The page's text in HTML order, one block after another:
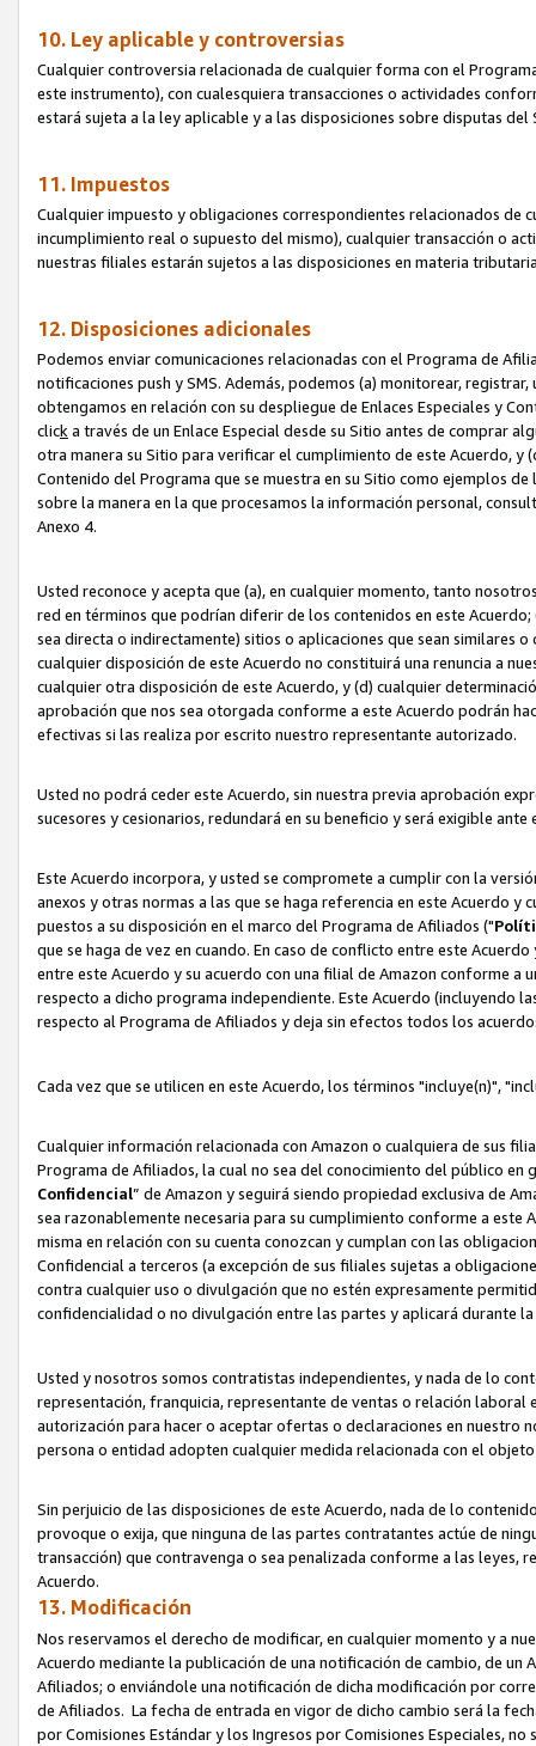
10. Ley aplicable y controversias
Cualquier controversia relacionada de cualquier forma con el
este instrumento), con cualesquiera transacciones o actividades
estará sujeta a la ley aplicable y a las disposiciones sobre disputas
11. Impuestos
Cualquier impuesto y obligaciones correspondientes relacionados de
incumplimiento real o supuesto del mismo), cualquier transacción o
nuestras filiales estarán sujetos a las disposiciones en materia
12. Disposiciones adicionales
Podemos enviar comunicaciones relacionadas con el Programa de
notificaciones push y SMS. Además, podemos (a) monitorear,
obtengamos en relación con su despliegue de Enlaces Especiales y
clicka través de un Enlace Especial desde su Sitio antes de comprar
otra manera su Sitio para verificar el cumplimiento de este Acuerdo,
Contenido del Programa que se muestra en su Sitio como ejemplos
sobre la manera en la que procesamos la información personal,
Anexo 4.
Usted reconoce y acepta que (a), en cualquier momento, tanto
red en términos que podrían diferir de los contenidos en este
sea directa o indirectamente) sitios o aplicaciones que sean similares
cualquier disposición de este Acuerdo no constituirá una renuncia a
cualquier otra disposición de este Acuerdo, y (d) cualquier
aprobación que nos sea otorgada conforme a este Acuerdo podrán
efectivas si las realiza por escrito nuestro representante autorizado.
Usted no podrá ceder este Acuerdo, sin nuestra previa aprobación
sucesores y cesionarios, redundará en su beneficio y será exigible
Este Acuerdo incorpora, y usted se compromete a cumplir con la
anexos y otras normas a las que se haga referencia en este Acuerdo
puestos a su disposición en el marco del Programa de Afiliados ("
que se haga de vez en cuando. En caso de conflicto entre este
entre este Acuerdo y su acuerdo con una filial de Amazon conforme
respecto a dicho programa independiente. Este Acuerdo (incluyendo
respecto al Programa de Afiliados y deja sin efectos todos los
Cada vez que se utilicen en este Acuerdo, los términos "incluye(n)",
Cualquier información relacionada con Amazon o cualquiera de sus
Programa de Afiliados, la cual no sea del conocimiento del público
Confidencial” de Amazon y seguirá siendo propiedad exclusiva de
sea razonablemente necesaria para su cumplimiento conforme a
misma en relación con su cuenta conozcan y cumplan con las
Confidencial a terceros (a excepción de sus filiales sujetas a
contra cualquier uso o divulgación que no estén expresamente
confidencialidad o no divulgación entre las partes y aplicará durante
Usted y nosotros somos contratistas independientes, y nada de lo
representación, franquicia, representante de ventas o relación
autorización para hacer o aceptar ofertas o declaraciones en nuestro
persona o entidad adopten cualquier medida relacionada con el
Sin perjuicio de las disposiciones de este Acuerdo, nada de lo
provoque o exija, que ninguna de las partes contratantes actúe de
transacción) que contravenga o sea penalizada conforme a las leyes,
Acuerdo.
13. Modificación
Nos reservamos el derecho de modificar, en cualquier momento y a
Acuerdo mediante la publicación de una notificación de cambio, de
Afiliados; o enviándole una notificación de dicha modificación por
de Afiliados. La fecha de entrada en vigor de dicho cambio será la
por Comisiones Estándar y los Ingresos por Comisiones Especiales,